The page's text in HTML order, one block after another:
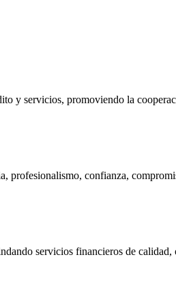
y servicios, promoviendo la
profesionalismo, confianza,
servicios financieros de